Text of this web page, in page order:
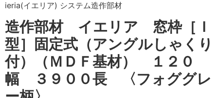
ieria(イエリア) システム造作部材
造作部材 イエリア 窓枠［Ｉ
型］固定式（アングルしゃくり
付）（ＭＤＦ基材） １２０
幅 ３９００長 〈フォググレ